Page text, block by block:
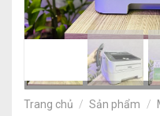
Trang chủ / Sản phẩm /